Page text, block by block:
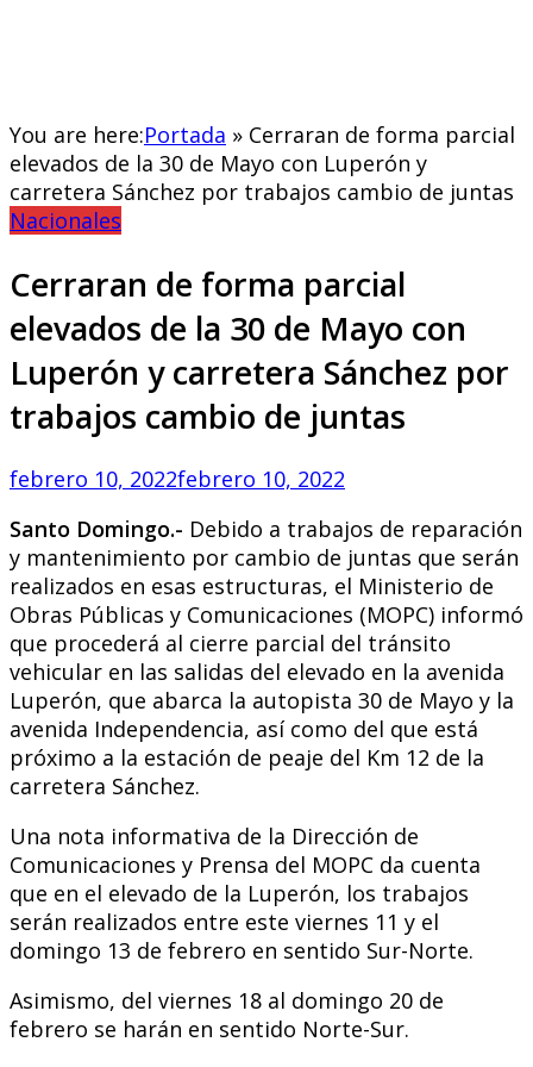
You are here:Portada » Cerraran de forma parcial
elevados de la 30 de Mayo con Luperón y
carretera Sánchez por trabajos cambio de juntas
Nacionales
Cerraran de forma parcial
elevados de la 30 de Mayo con
Luperón y carretera Sánchez por
trabajos cambio de juntas
febrero 10, 2022febrero 10, 2022
Santo Domingo.- Debido a trabajos de reparación
y mantenimiento por cambio de juntas que serán
realizados en esas estructuras, el Ministerio de
Obras Públicas y Comunicaciones (MOPC) informó
que procederá al cierre parcial del tránsito
vehicular en las salidas del elevado en la avenida
Luperón, que abarca la autopista 30 de Mayo y la
avenida Independencia, así como del que está
próximo a la estación de peaje del Km 12 de la
carretera Sánchez.
Una nota informativa de la Dirección de
Comunicaciones y Prensa del MOPC da cuenta
que en el elevado de la Luperón, los trabajos
serán realizados entre este viernes 11 y el
domingo 13 de febrero en sentido Sur-Norte.
Asimismo, del viernes 18 al domingo 20 de
febrero se harán en sentido Norte-Sur.